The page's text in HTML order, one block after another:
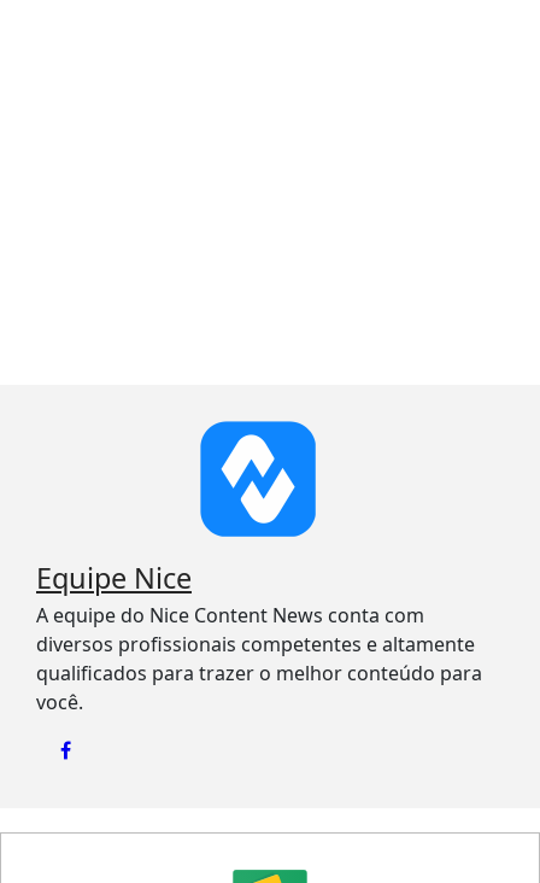
Equipe Nice
A equipe do Nice Content News conta com
diversos profissionais competentes e altamente
qualificados para trazer o melhor conteúdo para
você.